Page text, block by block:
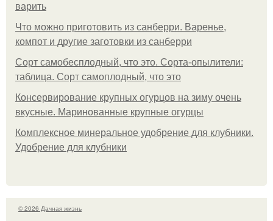
варить
Что можно приготовить из санберри. Варенье,
компот и другие заготовки из санберри
Сорт самобесплодный, что это. Сорта-опылители:
таблица. Сорт самоплодный, что это
Консервирование крупных огурцов на зиму очень
вкусные. Маринованные крупные огурцы
Комплексное минеральное удобрение для клубники.
Удобрение для клубники
© 2026 Дачная жизнь